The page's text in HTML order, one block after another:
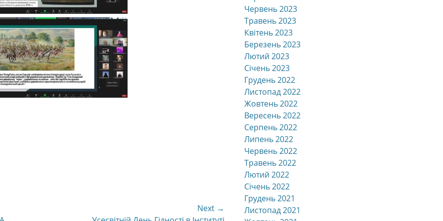
Next →
Червень 2023
Травень 2023
Квітень 2023
Березень 2023
Лютий 2023
Січень 2023
Грудень 2022
Листопад 2022
Жовтень 2022
Вересень 2022
Серпень 2022
Липень 2022
Червень 2022
Травень 2022
Лютий 2022
Січень 2022
Грудень 2021
Листопад 2021